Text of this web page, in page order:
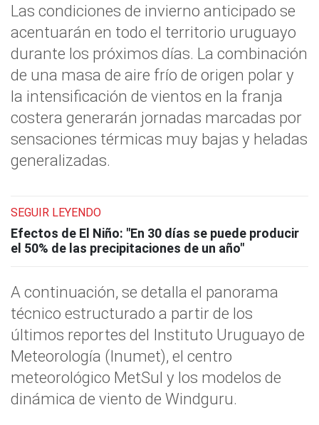
Las condiciones de invierno anticipado se
acentuarán en todo el territorio uruguayo
durante los próximos días. La combinación
de una masa de aire frío de origen polar y
la intensificación de vientos en la franja
costera generarán jornadas marcadas por
sensaciones térmicas muy bajas y heladas
generalizadas.
SEGUIR LEYENDO
Efectos de El Niño: "En 30 días se puede producir
el 50% de las precipitaciones de un año"
A continuación, se detalla el panorama
técnico estructurado a partir de los
últimos reportes del Instituto Uruguayo de
Meteorología (Inumet), el centro
meteorológico MetSul y los modelos de
dinámica de viento de Windguru.